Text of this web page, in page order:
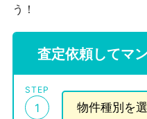
う！
査定依頼してマ
STEP
1